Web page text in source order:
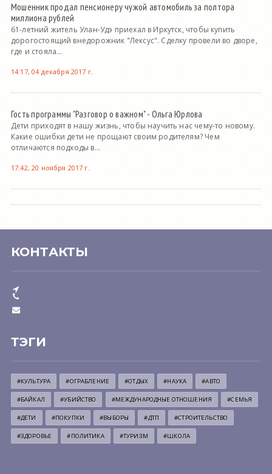
Мошенник продал пенсионеру чужой автомобиль за полтора
миллиона рублей
61-летний житель Улан-Удэ приехал в Иркутск, чтобы купить
дорогостоящий внедорожник "Лексус". Сделку провели во дворе,
где и стояла...
14:17, 04 декабря 2017 г.
Гость программы "Разговор о важном" - Ольга Юрлова
Дети приходят в нашу жизнь, чтобы научить нас чему-то новому.
Какие ошибки дети не прощают своим родителям? Чем
отличаются подходы в...
17:42, 20 ноября 2017 г.
КОНТАКТЫ
ТЭГИ
#КУЛЬТУРА #ОГРАБЛЕНИЕ #ОТДЫХ #НАУКА #АВТО
#БАЙКАЛ #УБИЙСТВО #МЕЖДУНАРОДНЫЕ ОТНОШЕНИЯ #СЕМЬЯ
#ДЕТИ #ПОКУПКИ #ВЫБОРЫ #ДТП #СТРОИТЕЛЬСТВО
#ЗДОРОВЬЕ #ПОЛИТИКА #ТУРИЗМ #ШКОЛА